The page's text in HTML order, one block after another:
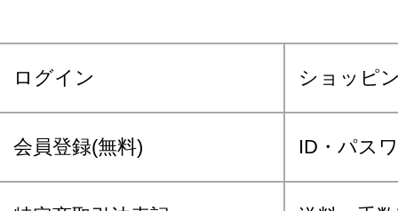
ログイン ショッピ
会員登録(無料) ID・パス